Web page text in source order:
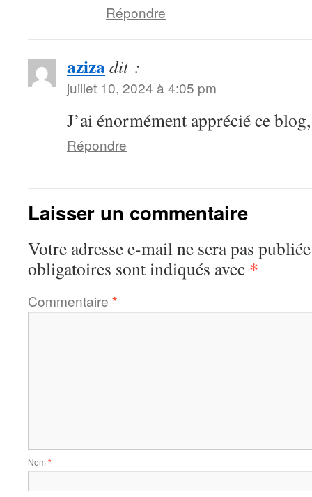
Répondre
azizadit :
juillet 10, 2024 à 4:05 pm
J’ai énormément apprécié ce
Répondre
Laisser un commentaire
Votre adresse e-mail ne sera pas
obligatoires sont indiqués avec *
Commentaire *
Nom *